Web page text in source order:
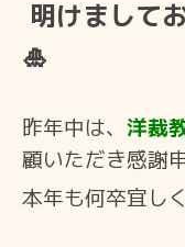
明けまして
🎍
昨年中は、 洋裁
顧いただき感謝
本年も何卒宜し